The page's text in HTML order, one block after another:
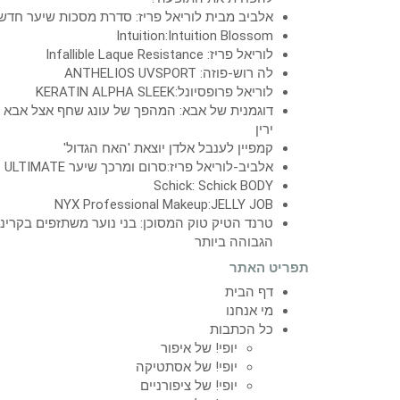
אלביב מבית לוריאל פריז: סדרת מסכות שיער
Intuition:Intuition Blossom
לוריאל פריז: Infallible Laque Resistance
לה רוש-פוזה: ANTHELIOS UVSPORT
לוריאל פרופסיונל:KERATIN ALPHA SLEEK
דוגמנית של אבא: המהפך של עונג שחף אצל אבא
ירין
קמפיין לענבל אלדן יוצאת 'האח הגדול'
אלביב-לוריאל פריז:סרום ומרכך שיער ULTIMATE
Schick: Schick BODY
NYX Professional Makeup:JELLY JOB
טרנד הטיק טוק המסוכן: בני נוער משתזפים
הגבוהה ביותר
תפריט האתר
דף הבית
מי אנחנו
כל הכתבות
יופי! של איפור
יופי! של אסתטיקה
יופי! של ציפורניים